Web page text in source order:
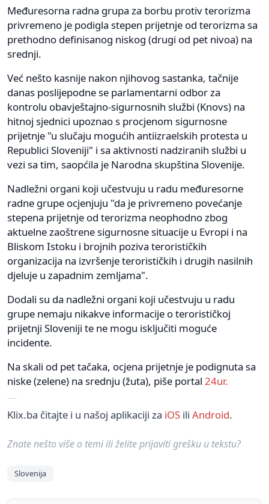
Međuresorna radna grupa za borbu protiv terorizma
privremeno je podigla stepen prijetnje od terorizma sa
prethodno definisanog niskog (drugi od pet nivoa) na
srednji.
Već nešto kasnije nakon njihovog sastanka, tačnije
danas poslijepodne se parlamentarni odbor za
kontrolu obavještajno-sigurnosnih službi (Knovs) na
hitnoj sjednici upoznao s procjenom sigurnosne
prijetnje "u slučaju mogućih antiizraelskih protesta u
Republici Sloveniji" i sa aktivnosti nadziranih službi u
vezi sa tim, saopćila je Narodna skupština Slovenije.
Nadležni organi koji učestvuju u radu međuresorne
radne grupe ocjenjuju "da je privremeno povećanje
stepena prijetnje od terorizma neophodno zbog
aktuelne zaoštrene sigurnosne situacije u Evropi i na
Bliskom Istoku i brojnih poziva terorističkih
organizacija na izvršenje terorističkih i drugih nasilnih
djeluje u zapadnim zemljama".
Dodali su da nadležni organi koji učestvuju u radu
grupe nemaju nikakve informacije o terorističkoj
prijetnji Sloveniji te ne mogu isključiti moguće
incidente.
Na skali od pet tačaka, ocjena prijetnje je podignuta sa
niske (zelene) na srednju (žuta), piše portal 24ur.
Klix.ba čitajte i u našoj aplikaciji za iOS ili Android.
Znate nešto više o temi ili želite prijaviti grešku u tekstu?
Slovenija